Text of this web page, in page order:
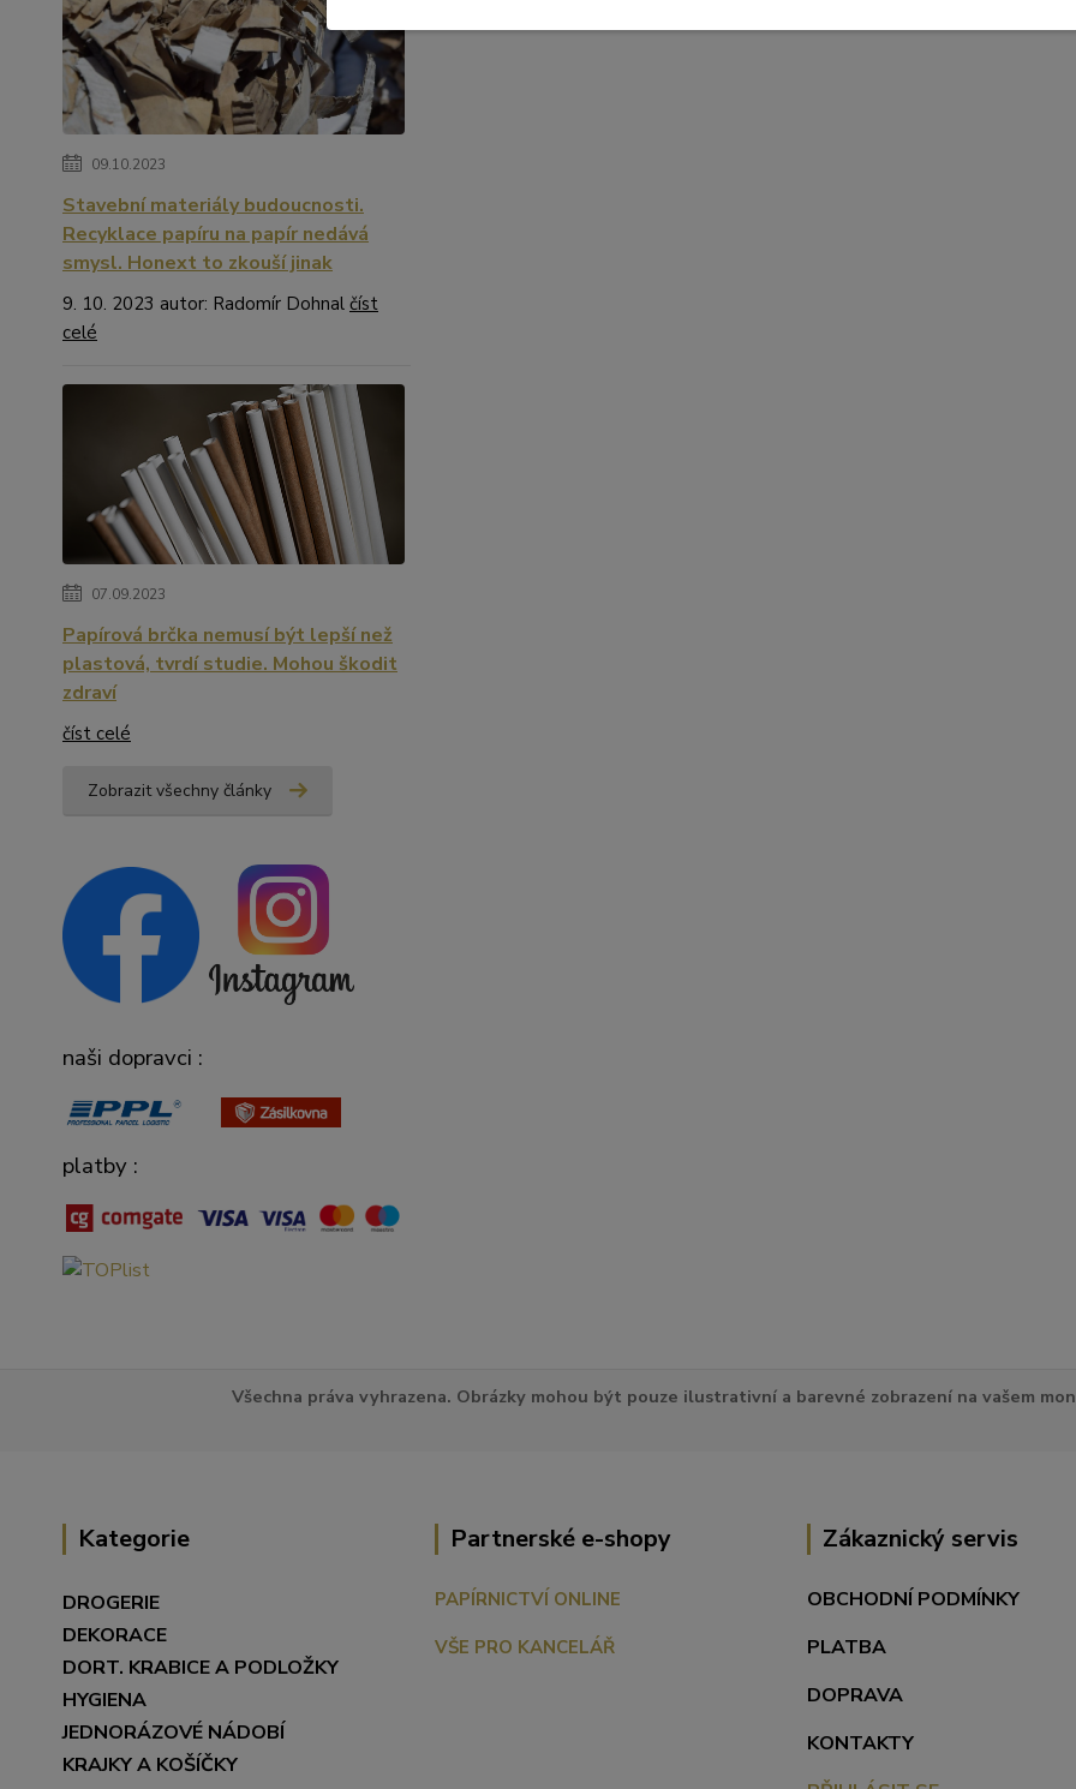
09.10.2023
Stavební materiály budoucnosti.
Recyklace papíru na papír nedává
smysl. Honext to zkouší jinak
9. 10. 2023 autor: Radomír Dohnal číst
celé
07.09.2023
Papírová brčka nemusí být lepší než
plastová, tvrdí studie. Mohou škodit
zdraví
číst celé
Zobrazit všechny články
naši dopravci :
platby :
Všechna práva vyhrazena. Obrázky mohou být pouze ilustrativní a barevné zobrazení na vašem
Kategorie
DROGERIE
DEKORACE
DORT. KRABICE A PODLOŽKY
HYGIENA
JEDNORÁZOVÉ NÁDOBÍ
KRAJKY A KOŠÍČKY
Partnerské e-shopy
PAPÍRNICTVÍ ONLINE
VŠE PRO KANCELÁŘ
Zákaznický servis
OBCHODNÍ PODMÍNKY
PLATBA
DOPRAVA
KONTAKTY